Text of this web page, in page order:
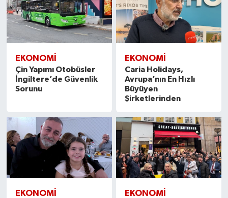
EKONOMİ
Çin Yapımı Otobüsler
İngiltere’de Güvenlik
Sorunu
EKONOMİ
Caria Holidays,
Avrupa’nın En Hızlı
Büyüyen
Şirketlerinden
EKONOMİ EKONOMİ